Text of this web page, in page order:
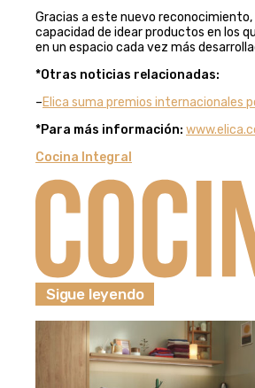
Gracias a este nuevo
capacidad de idear productos en los
en un espacio cada vez más
*Otras noticias relacionadas:
–Elica suma premios internacionales
*Para más información:
Cocina Integral
Sigue leyendo